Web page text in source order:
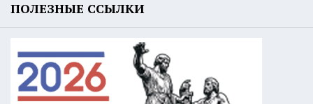
ПОЛЕЗНЫЕ ССЫЛКИ